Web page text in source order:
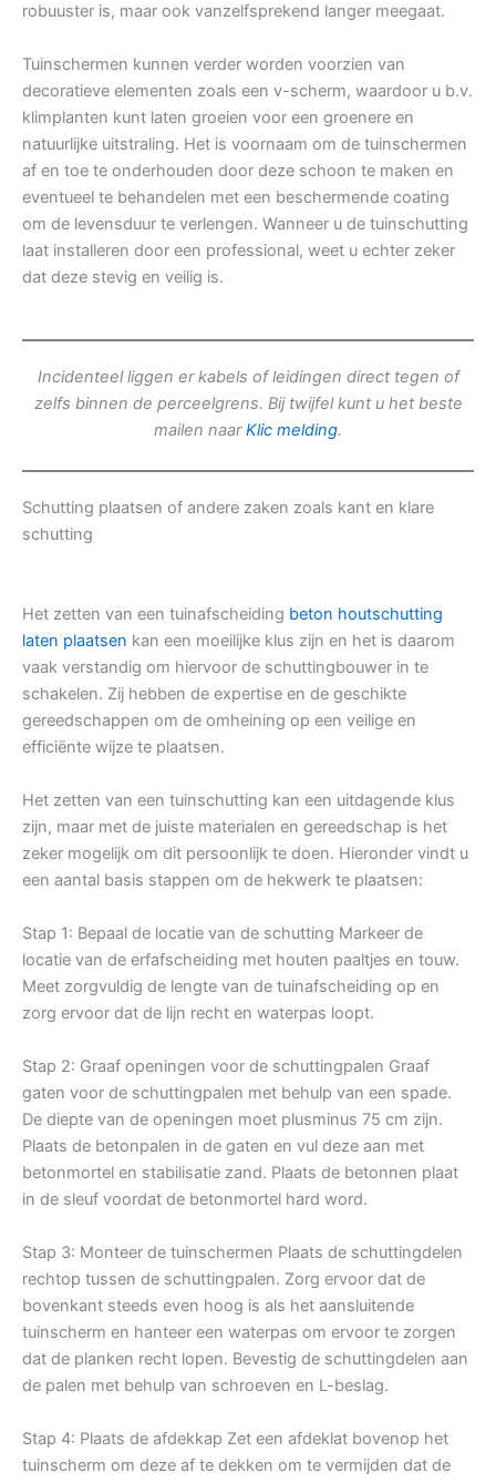
robuuster is, maar ook vanzelfsprekend langer meegaat.
Tuinschermen kunnen verder worden voorzien van
decoratieve elementen zoals een v-scherm, waardoor u b.v.
klimplanten kunt laten groeien voor een groenere en
natuurlijke uitstraling. Het is voornaam om de tuinschermen
af en toe te onderhouden door deze schoon te maken en
eventueel te behandelen met een beschermende coating
om de levensduur te verlengen. Wanneer u de tuinschutting
laat installeren door een professional, weet u echter zeker
dat deze stevig en veilig is.
Incidenteel liggen er kabels of leidingen direct tegen of
zelfs binnen de perceelgrens. Bij twijfel kunt u het beste
mailen naarKlic melding.
Schutting plaatsen of andere zaken zoals kant en klare
schutting
Het zetten van een tuinafscheiding beton houtschutting
laten plaatsen kan een moeilijke klus zijn en het is daarom
vaak verstandig om hiervoor de schuttingbouwer in te
schakelen. Zij hebben de expertise en de geschikte
gereedschappen om de omheining op een veilige en
efficiënte wijze te plaatsen.
Het zetten van een tuinschutting kan een uitdagende klus
zijn, maar met de juiste materialen en gereedschap is het
zeker mogelijk om dit persoonlijk te doen. Hieronder vindt u
een aantal basis stappen om de hekwerk te plaatsen:
Stap 1: Bepaal de locatie van de schutting Markeer de
locatie van de erfafscheiding met houten paaltjes en touw.
Meet zorgvuldig de lengte van de tuinafscheiding op en
zorg ervoor dat de lijn recht en waterpas loopt.
Stap 2: Graaf openingen voor de schuttingpalen Graaf
gaten voor de schuttingpalen met behulp van een spade.
De diepte van de openingen moet plusminus 75 cm zijn.
Plaats de betonpalen in de gaten en vul deze aan met
betonmortel en stabilisatie zand. Plaats de betonnen plaat
in de sleuf voordat de betonmortel hard word.
Stap 3: Monteer de tuinschermen Plaats de schuttingdelen
rechtop tussen de schuttingpalen. Zorg ervoor dat de
bovenkant steeds even hoog is als het aansluitende
tuinscherm en hanteer een waterpas om ervoor te zorgen
dat de planken recht lopen. Bevestig de schuttingdelen aan
de palen met behulp van schroeven en L-beslag.
Stap 4: Plaats de afdekkap Zet een afdeklat bovenop het
tuinscherm om deze af te dekken om te vermijden dat de